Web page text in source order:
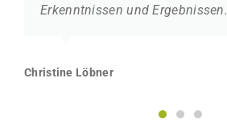
Erkenntnissen und Ergebnissen.
Christine Löbner